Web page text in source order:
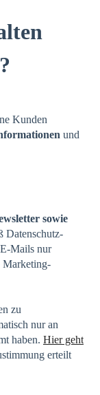
Kunden
und
sowie
Datenschutz-
Mails nur
Marketing-
zu
nur an
haben. Hier geht
erteilt